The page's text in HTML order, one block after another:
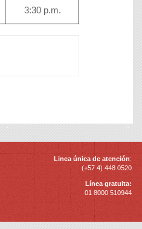
3:30 p.m.
Linea única de atención:
(+57 4) 448 0520
Línea gratuita:
01 8000 510944